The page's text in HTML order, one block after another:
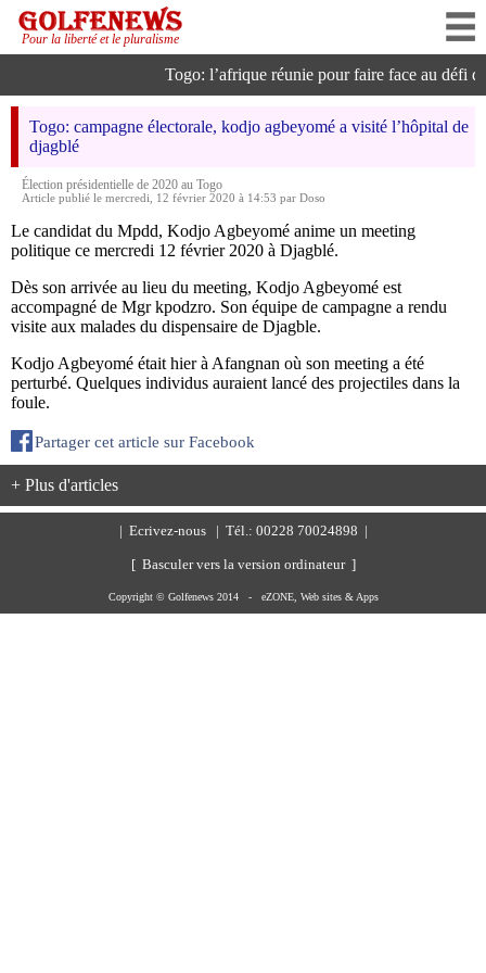
Pour la liberté et le pluralisme
Togo: l’afrique réunie pour faire face au défi
Togo: campagne électorale, kodjo agbeyomé a visité l’hôpital de
djagblé
Élection présidentielle de 2020 au Togo
Article publié le mercredi, 12 février 2020 à 14:53 par Doso
Le candidat du Mpdd, Kodjo Agbeyomé anime un meeting
politique ce mercredi 12 février 2020 à Djagblé.
Dès son arrivée au lieu du meeting, Kodjo Agbeyomé est
accompagné de Mgr kpodzro. Son équipe de campagne a rendu
visite aux malades du dispensaire de Djagble.
Kodjo Agbeyomé était hier à Afangnan où son meeting a été
perturbé. Quelques individus auraient lancé des projectiles dans la
foule.
Partager cet article sur Facebook
+ Plus d'articles
Ecrivez-nous | Tél.: 00228 70024898 |
[ Basculer vers la version ordinateur ]
Copyright © Golfenews 2014 - eZONE, Web sites & Apps